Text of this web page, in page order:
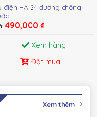
điện HA 24 đường chống
490,000 ₫
Xem hàng
Đặt mua
Xem thêm